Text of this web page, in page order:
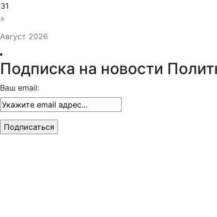
Август 2026
«
31
Подписка на новости
Ваш email: